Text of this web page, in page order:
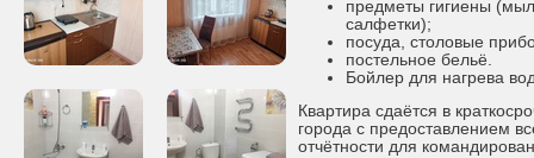
предметы гигиены
салфетки);
посуда, столовые
постельное бельё.
Бойлер для нагрева
Квартира сдаётся в
города с предоставлением
отчётности для